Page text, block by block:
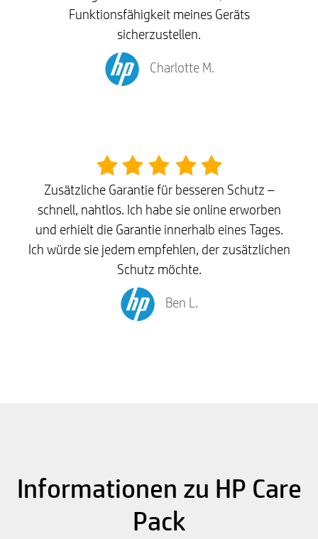
Funktionsfähigkeit meines Geräts
sicherzustellen.
Charlotte M.
Zusätzliche Garantie für besseren Schutz –
schnell, nahtlos. Ich habe sie online erworben
und erhielt die Garantie innerhalb eines Tages.
Ich würde sie jedem empfehlen, der zusätzlichen
Schutz möchte.
Ben L.
Informationen zu HP Care
Pack